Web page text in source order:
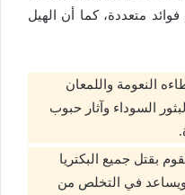
متعددة، كما أن الهيل
النعومة واللمعان
السوداء وآثار حبوب
بقتل جميع البكتريا
ويساعد في التخلص من